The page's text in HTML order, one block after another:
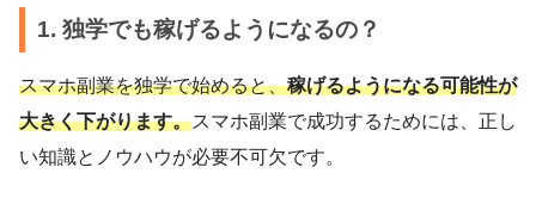
1. 独学でも稼げるようになるの？
スマホ副業を独学で始めると、稼げるようになる可能性が
大きく下がります。スマホ副業で成功するためには、正し
い知識とノウハウが必要不可欠です。